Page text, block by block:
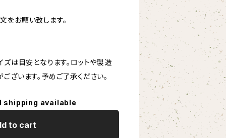
をお願い致します。
ズは目安となります。ロットや製造
ざいます。予めご了承ください。
shipping available
to cart